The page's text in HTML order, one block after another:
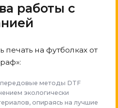
работы с
печать на футболках от
методы DTF
экологически
опираясь на лучшие